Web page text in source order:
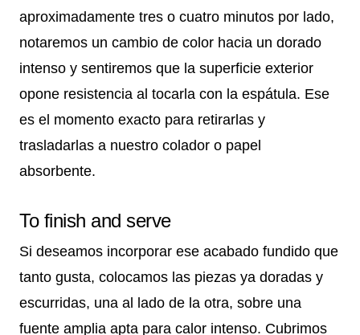
aproximadamente tres o cuatro minutos por lado,
notaremos un cambio de color hacia un dorado
intenso y sentiremos que la superficie exterior
opone resistencia al tocarla con la espátula. Ese
es el momento exacto para retirarlas y
trasladarlas a nuestro colador o papel
absorbente.
To finish and serve
Si deseamos incorporar ese acabado fundido que
tanto gusta, colocamos las piezas ya doradas y
escurridas, una al lado de la otra, sobre una
fuente amplia apta para calor intenso. Cubrimos